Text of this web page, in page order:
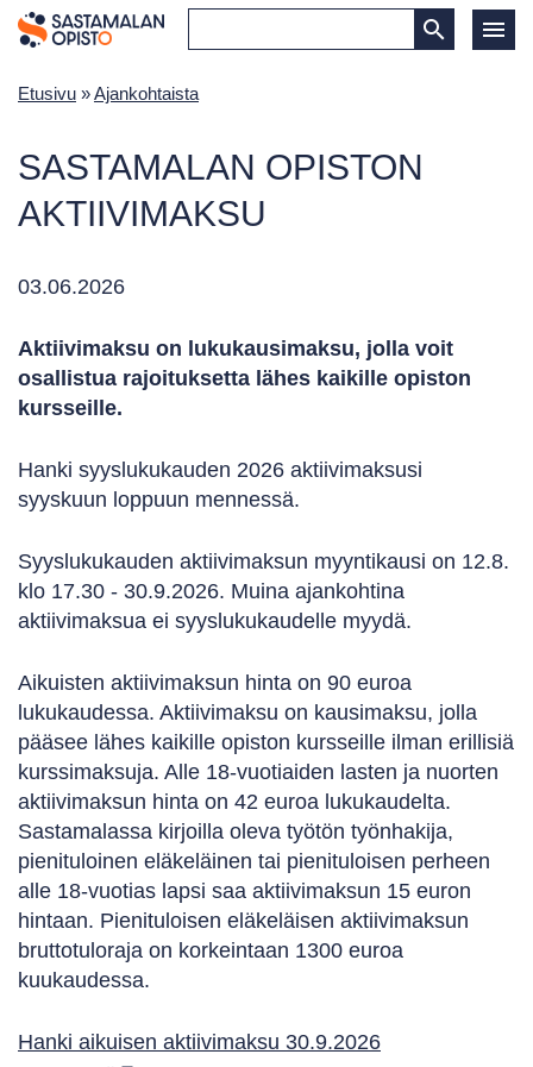
Etusivu »Ajankohtaista
SASTAMALAN OPISTON
AKTIIVIMAKSU
03.06.2026
Aktiivimaksu on lukukausimaksu, jolla voit
osallistua rajoituksetta lähes kaikille opiston
kursseille.
Hanki syyslukukauden 2026 aktiivimaksusi
syyskuun loppuun mennessä.
Syyslukukauden aktiivimaksun myyntikausi on 12.8.
klo 17.30 - 30.9.2026. Muina ajankohtina
aktiivimaksua ei syyslukukaudelle myydä.
Aikuisten aktiivimaksun hinta on 90 euroa
lukukaudessa. Aktiivimaksu on kausimaksu, jolla
pääsee lähes kaikille opiston kursseille ilman erillisiä
kurssimaksuja. Alle 18-vuotiaiden lasten ja nuorten
aktiivimaksun hinta on 42 euroa lukukaudelta.
Sastamalassa kirjoilla oleva työtön työnhakija,
pienituloinen eläkeläinen tai pienituloisen perheen
alle 18-vuotias lapsi saa aktiivimaksun 15 euron
hintaan. Pienituloisen eläkeläisen aktiivimaksun
bruttotuloraja on korkeintaan 1300 euroa
kuukaudessa.
Hanki aikuisen aktiivimaksu 30.9.2026